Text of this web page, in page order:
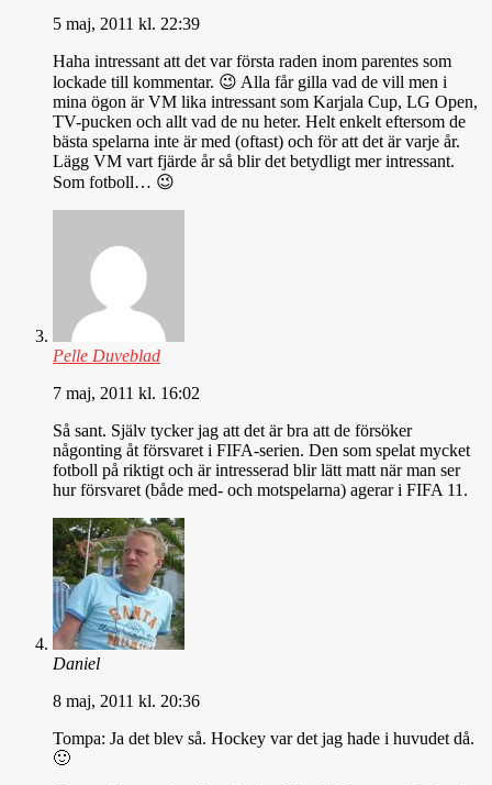
5 maj, 2011 kl. 22:39
Haha intressant att det var första raden inom parentes som
lockade till kommentar. 😉 Alla får gilla vad de vill men i
mina ögon är VM lika intressant som Karjala Cup, LG Open,
TV-pucken och allt vad de nu heter. Helt enkelt eftersom de
bästa spelarna inte är med (oftast) och för att det är varje år.
Lägg VM vart fjärde år så blir det betydligt mer intressant.
Som fotboll… 😉
Pelle Duveblad
7 maj, 2011 kl. 16:02
Så sant. Själv tycker jag att det är bra att de försöker
någonting åt försvaret i FIFA-serien. Den som spelat mycket
fotboll på riktigt och är intresserad blir lätt matt när man ser
hur försvaret (både med- och motspelarna) agerar i FIFA 11.
Daniel
8 maj, 2011 kl. 20:36
Tompa: Ja det blev så. Hockey var det jag hade i huvudet då.
🙂